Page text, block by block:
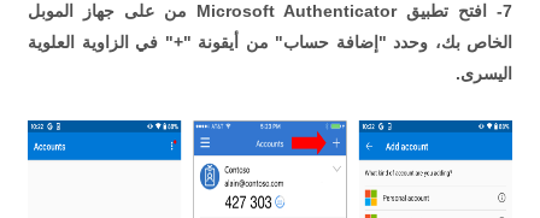
7- افتح تطبيق Microsoft Authenticator من على جهاز الموبل
الخاص بك، وحدد "إضافة حساب" من أيقونة "+" في الزاوية العلوية
اليسرى.